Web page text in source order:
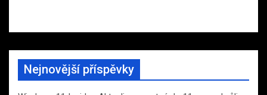
Nejnovější příspěvky